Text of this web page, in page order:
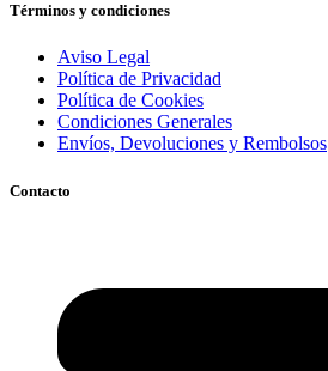
Términos y condiciones
Aviso Legal
Política de Privacidad
Política de Cookies
Condiciones Generales
Envíos, Devoluciones y Rembolsos
Contacto